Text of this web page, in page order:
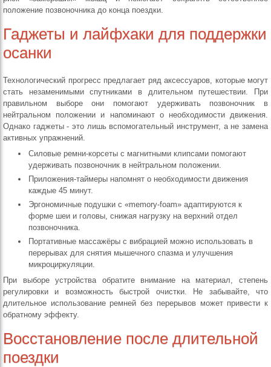
положение позвоночника до конца поездки.
Гаджеты и лайфхаки для поддержки
осанки
Технологический прогресс предлагает ряд аксессуаров, которые могут
стать незаменимыми спутниками в длительном путешествии. При
правильном выборе они помогают удерживать позвоночник в
нейтральном положении и напоминают о необходимости движения.
Однако гаджеты - это лишь вспомогательный инструмент, а не замена
активных упражнений.
Силовые ремни‑корсеты с магнитными клипсами помогают
удерживать позвоночник в нейтральном положении.
Приложения‑таймеры напомнят о необходимости движения
каждые 45 минут.
Эргономичные подушки с «memory‑foam» адаптируются к
форме шеи и головы, снижая нагрузку на верхний отдел
позвоночника.
Портативные массажёры с вибрацией можно использовать в
перерывах для снятия мышечного спазма и улучшения
микроциркуляции.
При выборе устройства обратите внимание на материал, степень
регулировки и возможность быстрой очистки. Не забывайте, что
длительное использование ремней без перерывов может привести к
обратному эффекту.
Восстановление после длительной
поездки